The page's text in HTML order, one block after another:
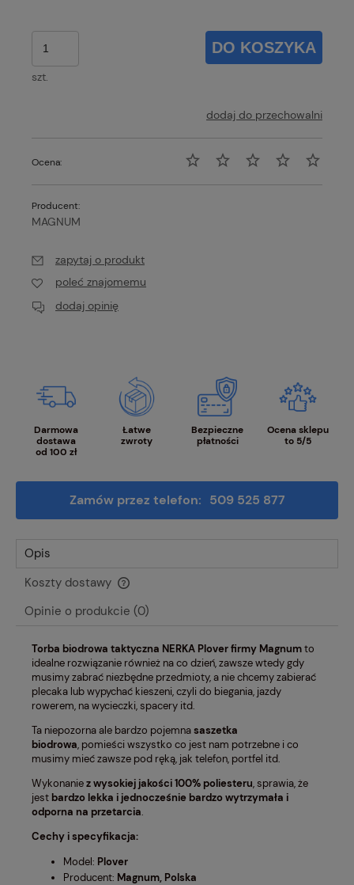
szt.
DO KOSZYKA
dodaj do przechowalni
Ocena:
Producent:
MAGNUM
zapytaj o produkt
poleć znajomemu
dodaj opinię
Darmowa
dostawa
od 100 zł
Łatwe
zwroty
Bezpieczne
płatności
Ocena sklepu
to 5/5
Zamów przez telefon: 509 525 877
Opis
Koszty dostawy
Cena nie zawiera ewentualnych kosztów płatności
Opinie o produkcie (0)
Torba biodrowa taktyczna NERKA Plover firmy Magnumto
idealne rozwiązanie również na co dzień, zawsze wtedy gdy
musimy zabrać niezbędne przedmioty, a nie chcemy zabierać
plecaka lub wypychać kieszeni, czyli do biegania, jazdy
rowerem, na wycieczki, spacery itd.
Ta niepozorna ale bardzo pojemnasaszetka
biodrowa, pomieści wszystko co jest nam potrzebne i co
musimy mieć zawsze pod ręką, jak telefon, portfel itd.
Wykonaniez wysokiej jakości100% poliesteru, sprawia, że
jest bardzo lekka i jednocześnie bardzo wytrzymała i
odporna na przetarcia.
Cechy i specyfikacja:
Model: Plover
Producent: Magnum, Polska